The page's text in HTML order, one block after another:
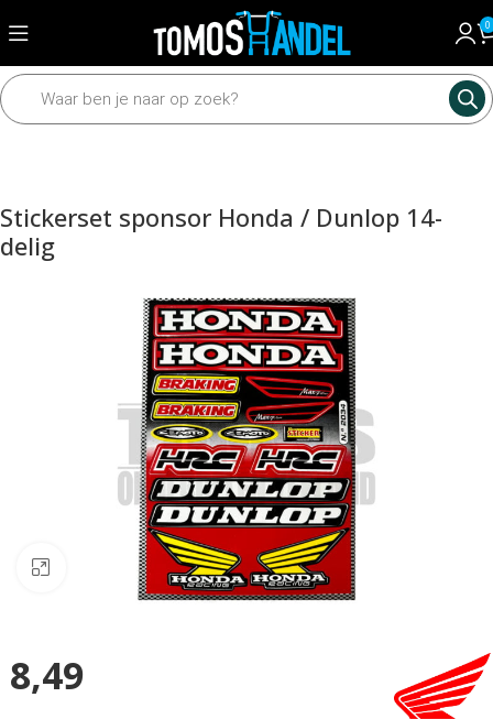
0
Home Framedelen Stickers
Stickerset sponsor Honda / Dunlop 14-
delig
Klik om te vergroten
8,49